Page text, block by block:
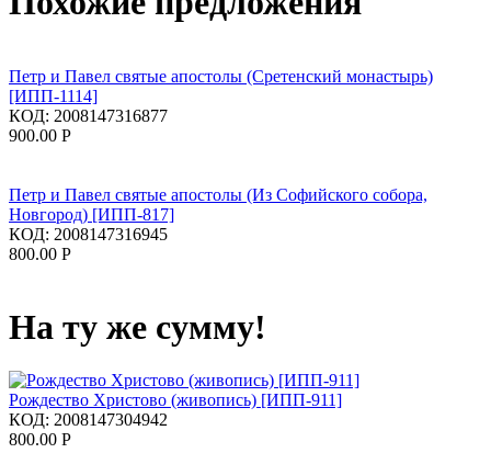
Петр и Павел святые апостолы (Сретенский монастырь)
[ИПП-1114]
КОД: 2008147316877
900.00 Р
Петр и Павел святые апостолы (Из Софийского собора,
Новгород) [ИПП-817]
КОД: 2008147316945
800.00 Р
На ту же сумму!
Рождество Христово (живопись) [ИПП-911]
КОД: 2008147304942
800.00 Р